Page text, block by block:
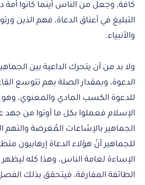
كافة، وجعل من الناس أينما كانوا أمة
التبليغ في أعناق الدعاة، فهم الذين
والأنبياء.
ولا بد من أن يتحرك الداعية بين
الدعوة، وبمقدار الصلة بهم تتوسع
للدعوة الكسب المادي والمعنوي، وهو
الإسلام فعملوا بكل ما أوتوا من جهد
الجماهير بالإشاعات المُغرضة والتهم
للجماهير أنّ هؤلاء الدعاة إرهابيون
الإساءة لعامة الناس، وهذا كله
الطائفة المفارقة، فيتحقق بذلك